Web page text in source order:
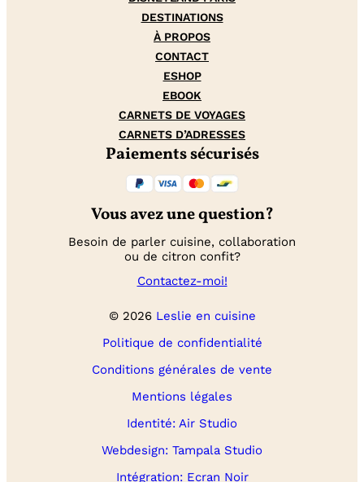
DESTINATIONS
À PROPOS
CONTACT
ESHOP
EBOOK
CARNETS DE VOYAGES
CARNETS D’ADRESSES
Paiements sécurisés
Vous avez une question?
Besoin de parler cuisine, collaboration
ou de citron confit?
Contactez-moi!
© 2026 Leslie en cuisine
Politique de confidentialité
Conditions générales de vente
Mentions légales
Identité: Air Studio
Webdesign: Tampala Studio
Intégration: Ecran Noir